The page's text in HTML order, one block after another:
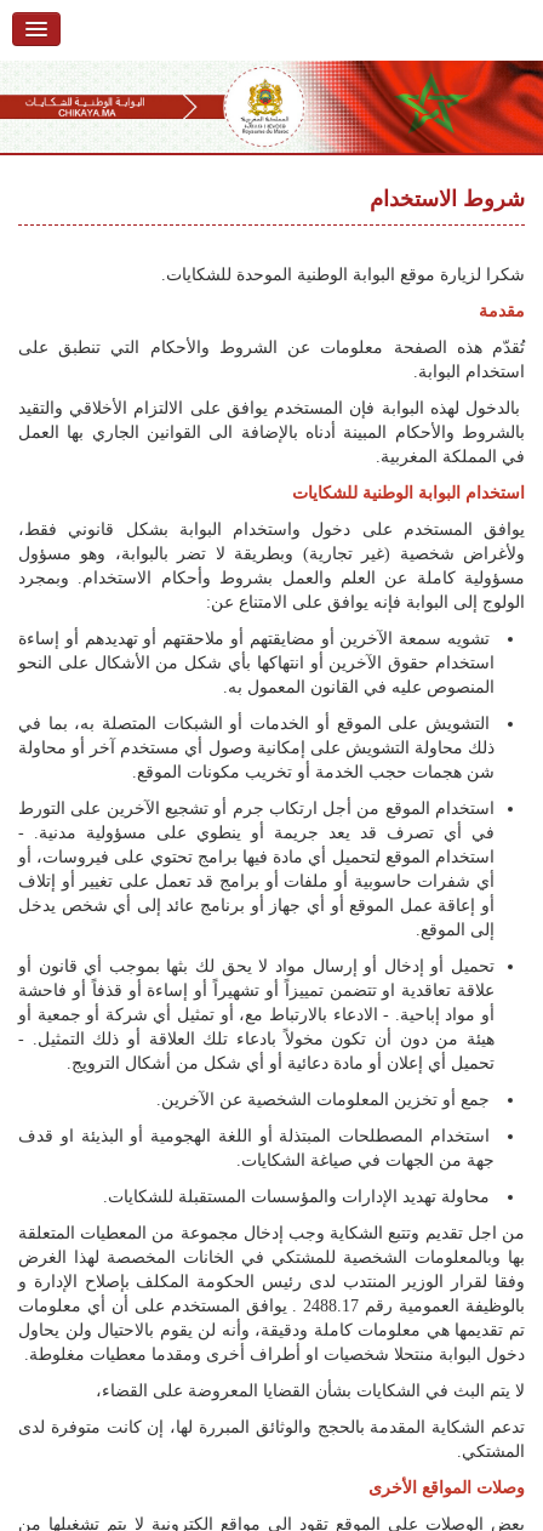
الرئيسية
حول البوابة
تقديم شكاية
تقديم ملاحظة
تقديم إقتراح
أسئلة وأجوبة
إحصائيات
أرقام الشكايات
اللغة
Français
العربية
navigation
content
شروط الاستخدام
شكرا لزيارة موقع البوابة الوطنية الموحدة للشكايات.
مقدمة
تُقدّم هذه الصفحة معلومات عن الشروط والأحكام التي تنطبق على
استخدام البوابة.
بالدخول لهذه البوابة فإن المستخدم يوافق على الالتزام الأخلاقي والتقيد
بالشروط والأحكام المبينة أدناه بالإضافة الى القوانين الجاري بها العمل
في المملكة المغربية.
استخدام البوابة الوطنية للشكايات
يوافق المستخدم على دخول واستخدام البوابة بشكل قانوني فقط،
ولأغراض شخصية (غير تجارية) وبطريقة لا تضر بالبوابة، وهو مسؤول
مسؤولية كاملة عن العلم والعمل بشروط وأحكام الاستخدام. وبمجرد
الولوج إلى البوابة فإنه يوافق على الامتناع عن:
تشويه سمعة الآخرين أو مضايقتهم أو ملاحقتهم أو تهديدهم أو إساءة
استخدام حقوق الآخرين أو انتهاكها بأي شكل من الأشكال على النحو
المنصوص عليه في القانون المعمول به.
التشويش على الموقع أو الخدمات أو الشبكات المتصلة به، بما في
ذلك محاولة التشويش على إمكانية وصول أي مستخدم آخر أو محاولة
شن هجمات حجب الخدمة أو تخريب مكونات الموقع.
استخدام الموقع من أجل ارتكاب جرم أو تشجيع الآخرين على التورط
في أي تصرف قد يعد جريمة أو ينطوي على مسؤولية مدنية. -
استخدام الموقع لتحميل أي مادة فيها برامج تحتوي على فيروسات، أو
أي شفرات حاسوبية أو ملفات أو برامج قد تعمل على تغيير أو إتلاف
أو إعاقة عمل الموقع أو أي جهاز أو برنامج عائد إلى أي شخص يدخل
إلى الموقع.
تحميل أو إدخال أو إرسال مواد لا يحق لك بثها بموجب أي قانون أو
علاقة تعاقدية او تتضمن تمييزاً أو تشهيراً أو إساءة أو قذفاً أو فاحشة
أو مواد إباحية. - الادعاء بالارتباط مع، أو تمثيل أي شركة أو جمعية أو
هيئة من دون أن تكون مخولاً بادعاء تلك العلاقة أو ذلك التمثيل. -
تحميل أي إعلان أو مادة دعائية أو أي شكل من أشكال الترويج.
جمع أو تخزين المعلومات الشخصية عن الآخرين.
استخدام المصطلحات المبتذلة أو اللغة الهجومية أو البذيئة او قدف
جهة من الجهات في صياغة الشكايات.
محاولة تهديد الإدارات والمؤسسات المستقبلة للشكايات.
من اجل تقديم وتتبع الشكاية وجب إدخال مجموعة من المعطيات المتعلقة
بها وبالمعلومات الشخصية للمشتكي في الخانات المخصصة لهذا الغرض
وفقا لقرار الوزير المنتدب لدى رئيس الحكومة المكلف بإصلاح الإدارة و
بالوظيفة العمومية رقم 2488.17 . يوافق المستخدم على أن أي معلومات
تم تقديمها هي معلومات كاملة ودقيقة، وأنه لن يقوم بالاحتيال ولن يحاول
دخول البوابة منتحلا شخصيات او أطراف أخرى ومقدما معطيات مغلوطة.
لا يتم البث في الشكايات بشأن القضايا المعروضة على القضاء،
تدعم الشكاية المقدمة بالحجج والوثائق المبررة لها، إن كانت متوفرة لدى
المشتكي.
وصلات المواقع الأخرى
بعض الوصلات على الموقع تقود إلى مواقع إلكترونية لا يتم تشغيلها من